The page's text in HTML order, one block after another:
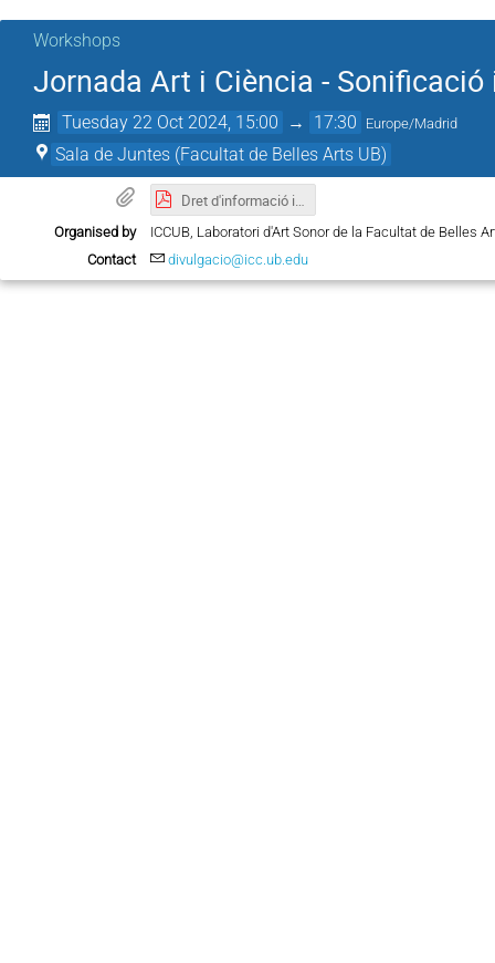
Workshops
Jornada Art i Ciència -
Tuesday 22 Oct 2024, 15:00 → 17:30 Europe/Madrid
Sala de Juntes (Facultat de Belles Arts UB)
Dret d'informació i obtenció del consentiment
Organised by
ICCUB, Laboratori d'Art Sonor de la Facultat de Belles
Contact
divulgacio@icc.ub.edu